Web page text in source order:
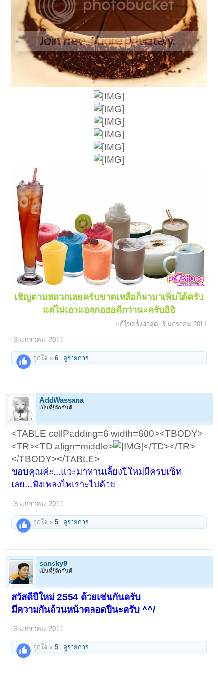
เชิญตามสดวกเลยครับขาดเหลือก็หามาเพิ่มได้ครับ
แต่ไม่เอาแอลกอฮอดีกว่านะครับอิอิ
แก้ไขครั้งล่าสุด: 3 มกราคม 2011
3 มกราคม 2011
ถูกใจ x6 ดูรายการ
AddWassana
เป็นที่รู้จักกันดี
<TABLE cellPadding=6 width=600><TBODY>
<TR><TD align=middle>
</TD></TR>
</TBODY></TABLE>
ขอบคุณค่ะ...แวะมาทานเลี้ยงปีใหม่มีครบเซ็ท
เลย...ฟังเพลงไพเราะไปด้วย
3 มกราคม 2011
ถูกใจ x5 ดูรายการ
sansky9
เป็นที่รู้จักกันดี
สวัสดีปีใหม่ 2554 ด้วยเช่นกันครับ
มีความกันถ้วนหน้าตลอดปีนะครับ ^^/
3 มกราคม 2011
ถูกใจ x5 ดูรายการ